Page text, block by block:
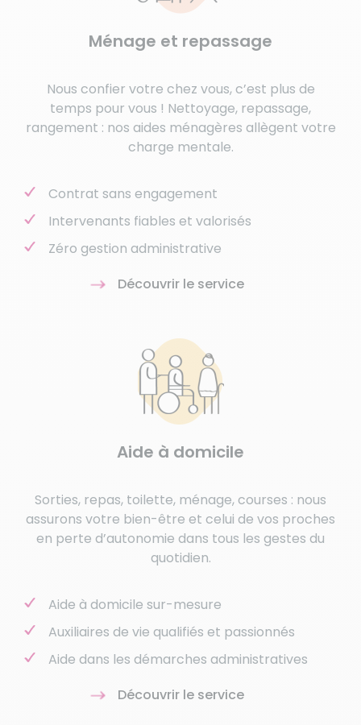
Ménage et repassage
Nous confier votre chez vous, c’est plus de
temps pour vous ! Nettoyage, repassage,
rangement : nos aides ménagères allègent votre
charge mentale.
Contrat sans engagement
Intervenants fiables et valorisés
Zéro gestion administrative
Découvrir le service
Aide à domicile
Sorties, repas, toilette, ménage, courses : nous
assurons votre bien-être et celui de vos proches
en perte d’autonomie dans tous les gestes du
quotidien.
Aide à domicile sur-mesure
Auxiliaires de vie qualifiés et passionnés
Aide dans les démarches administratives
Découvrir le service